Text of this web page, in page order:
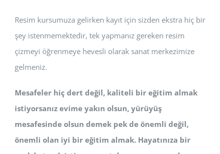
Resim kursumuza gelirken kayıt için sizden ekstra hiç bir
şey istenmemektedir, tek yapmanız gereken resim
çizmeyi öğrenmeye hevesli olarak sanat merkezimize
gelmeniz.
Mesafeler hiç dert değil, kaliteli bir eğitim almak
istiyorsanız evime yakın olsun, yürüyüş
mesafesinde olsun demek pek de önemli değil,
önemli olan iyi bir eğitim almak. Hayatınıza bir